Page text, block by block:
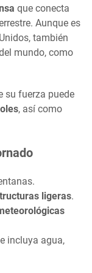
que conecta
Aunque es
también
mundo, como
su fuerza puede
, así como
ligeras.
incluya agua,